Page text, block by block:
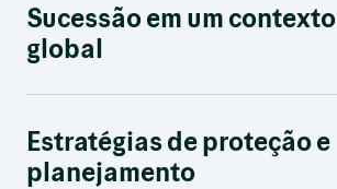
Sucessão em um contexto
global
Estratégias de proteção e
planejamento